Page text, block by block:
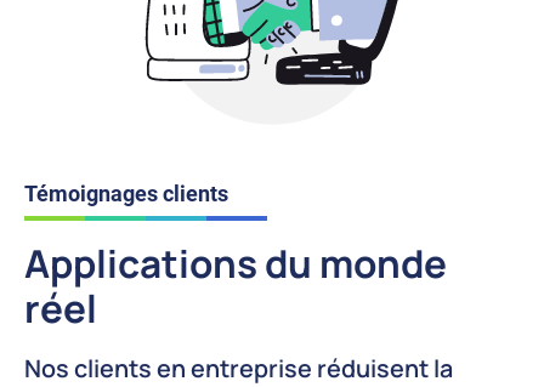
Témoignages clients
Applications du monde
réel
Nos clients en entreprise réduisent la